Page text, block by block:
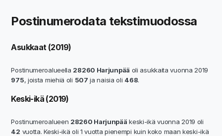
Postinumerodata tekstimuodossa
Asukkaat (2019)
Postinumeroalueella 28260 Harjunpää oli asukkaita vuonna 2019
975, joista miehiä oli 507 ja naisia oli 468.
Keski-ikä (2019)
Postinumeroalueen 28260 Harjunpää keski-ikä vuonna 2019 oli
42 vuotta. Keski-ikä oli 1 vuotta pienempi kuin koko maan keski-ikä